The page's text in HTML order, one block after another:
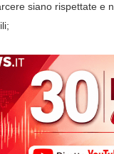
siano rispettate e